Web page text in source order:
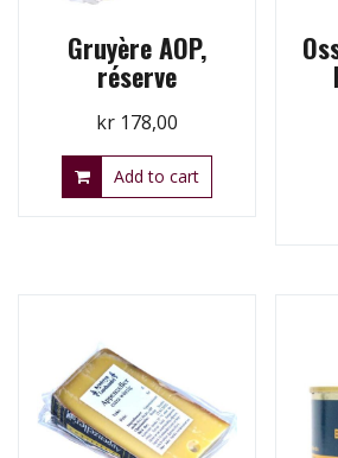
Gruyère AOP,
réserve
kr178,00
Add to cart